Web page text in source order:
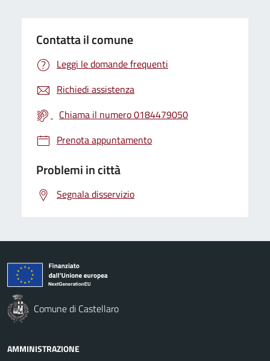
Contatta il comune
Leggi le domande frequenti
Richiedi assistenza
Chiama il numero 0184479050
Prenota appuntamento
Problemi in città
Segnala disservizio
Comune di Castellaro
AMMINISTRAZIONE